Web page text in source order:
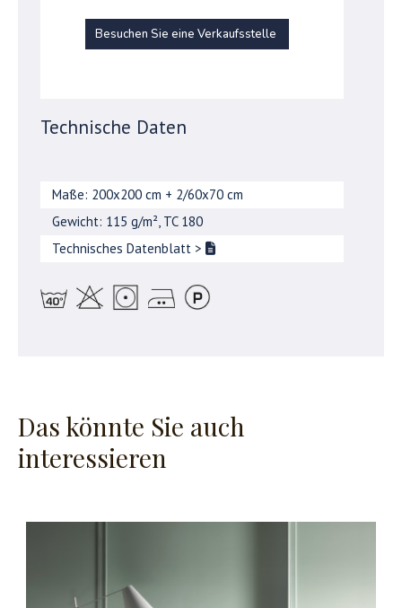
Besuchen Sie eine Verkaufsstelle
Technische Daten
Maße: 200x200 cm + 2/60x70 cm
Gewicht: 115 g/m², TC 180
Technisches Datenblatt >
Das könnte Sie auch
interessieren